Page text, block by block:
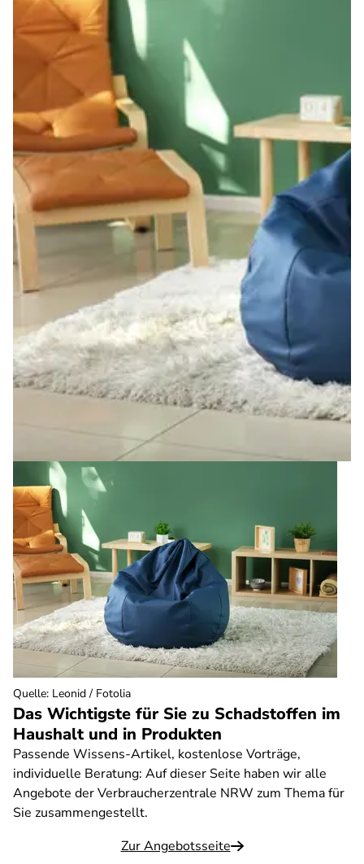
Das Wichtigste für Sie zu Schadstoffen im
Haushalt und in Produkten
Passende Wissens-Artikel, kostenlose Vorträge,
individuelle Beratung: Auf dieser Seite haben wir alle
Angebote der Verbraucherzentrale NRW zum Thema für
Sie zusammengestellt.
Zur Angebotsseite
Quelle: Leonid / Fotolia